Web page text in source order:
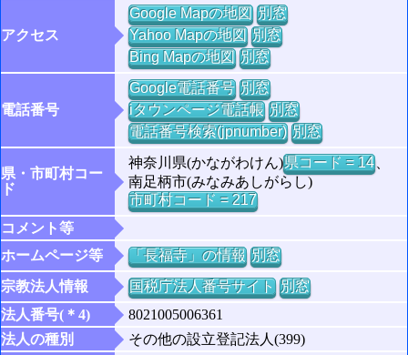
アクセス
Google Mapの地図 別窓
Yahoo Mapの地図 別窓
Bing Mapの地図 別窓
電話番号
Google電話番号 別窓
iタウンページ電話帳 別窓
電話番号検索(jpnumber) 別窓
県・市町村コー
ド
神奈川県(かながわけん)県コード = 14、
南足柄市(みなみあしがらし)
市町村コード = 217
コメント等
ホームページ等
「長福寺」の情報 別窓
宗教法人情報
国税庁法人番号サイト 別窓
法人番号(＊4)
8021005006361
法人の種別
その他の設立登記法人(399)